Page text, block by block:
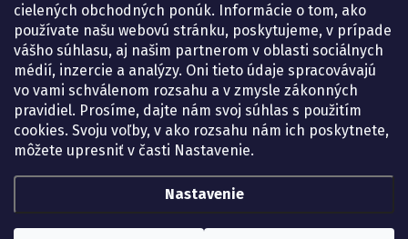
cielených obchodných ponúk. Informácie o tom, ako
používate našu webovú stránku, poskytujeme, v prípade
vášho súhlasu, aj našim partnerom v oblasti sociálnych
médií, inzercie a analýzy. Oni tieto údaje spracovávajú
vo vami schválenom rozsahu a v zmysle zákonných
pravidiel. Prosíme, dajte nám svoj súhlas s použitím
cookies. Svoju voľby, v ako rozsahu nám ich poskytnete,
môžete upresniť v časti Nastavenie.
Nastavenie
KONTAKT
eshop@lekarenadonai.sk
+421 948 203 203
Nájdete nás na Facebooku.
lekarenadonai/
Lekáreň ADONAI – online lekáreň